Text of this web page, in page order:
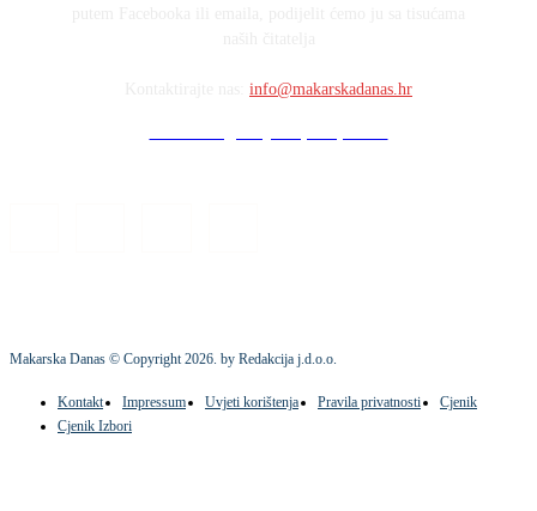
info@makarskadanas.hr
Makarska Danas © Copyright2026. by Redakcija j.d.o.o.
Kontakt Impressum Uvjeti korištenja Pravila privatnosti
Cjenik
Cjenik Izbori